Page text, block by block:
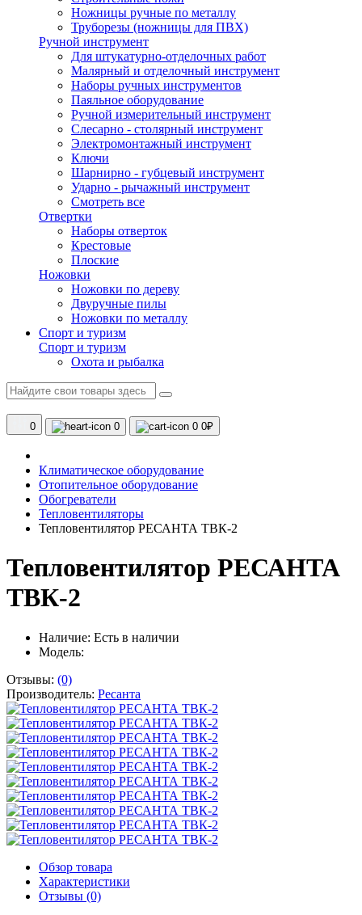
Ножницы ручные по металлу
Труборезы (ножницы для ПВХ)
Ручной инструмент
Для штукатурно-отделочных работ
Малярный и отделочный инструмент
Наборы ручных инструментов
Паяльное оборудование
Ручной измерительный инструмент
Слесарно - столярный инструмент
Электромонтажный инструмент
Ключи
Шарнирно - губцевый инструмент
Ударно - рычажный инструмент
Смотреть все
Отвертки
Наборы отверток
Крестовые
Плоские
Ножовки
Ножовки по дереву
Двуручные пилы
Ножовки по металлу
Спорт и туризм
Спорт и туризм
Охота и рыбалка
0 0 0 0₽
Климатическое оборудование
Отопительное оборудование
Обогреватели
Тепловентиляторы
Тепловентилятор РЕСАНТА ТВК-2
Тепловентилятор РЕСАНТА
ТВК-2
Наличие: Есть в наличии
Модель:
Отзывы: (0)
Производитель: Ресанта
Обзор товара
Характеристики
Отзывы (0)